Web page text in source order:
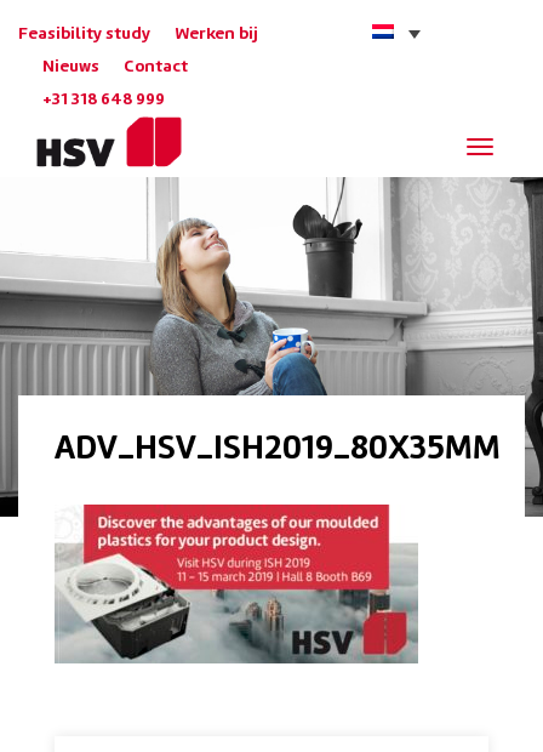
Feasibility study Werken bij
Nieuws Contact
+31 318 648 999
ADV_HSV_ISH2019_80X35MM